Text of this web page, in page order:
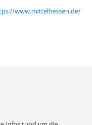
www.mittelhessen.de/